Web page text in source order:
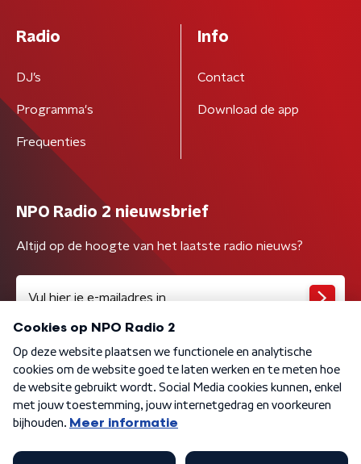
Radio
DJ’s
Programma's
Frequenties
Info
Contact
Download de app
NPO Radio 2 nieuwsbrief
Altijd op de hoogte van het laatste radio nieuws?
Algemene voorwaarden